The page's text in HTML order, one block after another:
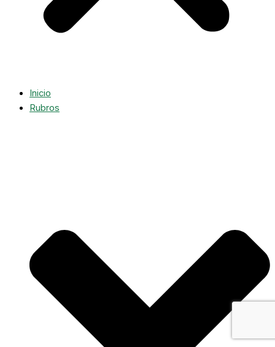
Inicio
Rubros